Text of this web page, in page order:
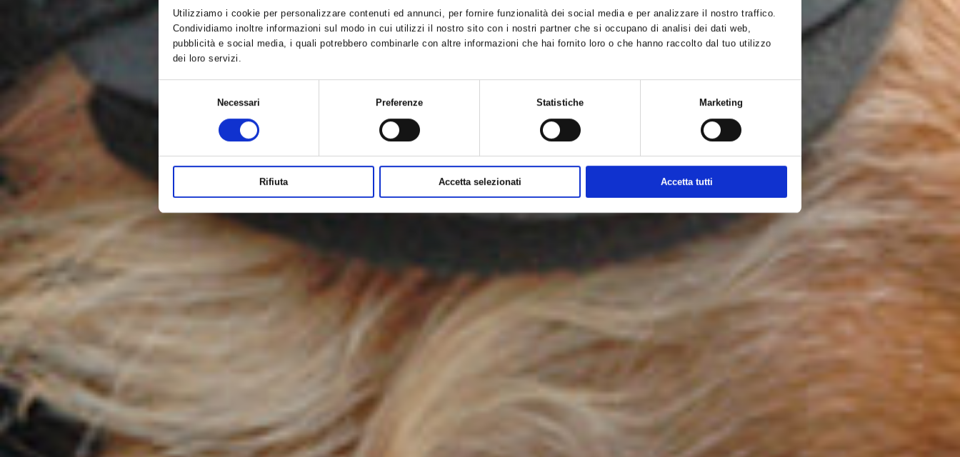
Utilizziamo i cookie per personalizzare contenuti ed annunci, per fornire funzionalità dei social media e per analizzare il nostro traffico.
Condividiamo inoltre informazioni sul modo in cui utilizzi il nostro sito con i nostri partner che si occupano di analisi dei dati web,
pubblicità e social media, i quali potrebbero combinarle con altre informazioni che hai fornito loro o che hanno raccolto dal tuo utilizzo
dei loro servizi.
del
Necessari Preferenze Statistiche Marketing
Rifiuta Accetta selezionati Accetta tutti